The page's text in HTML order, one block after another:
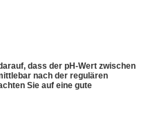
dass der pH-Wert zwischen
nach der regulären
Sie auf eine gute